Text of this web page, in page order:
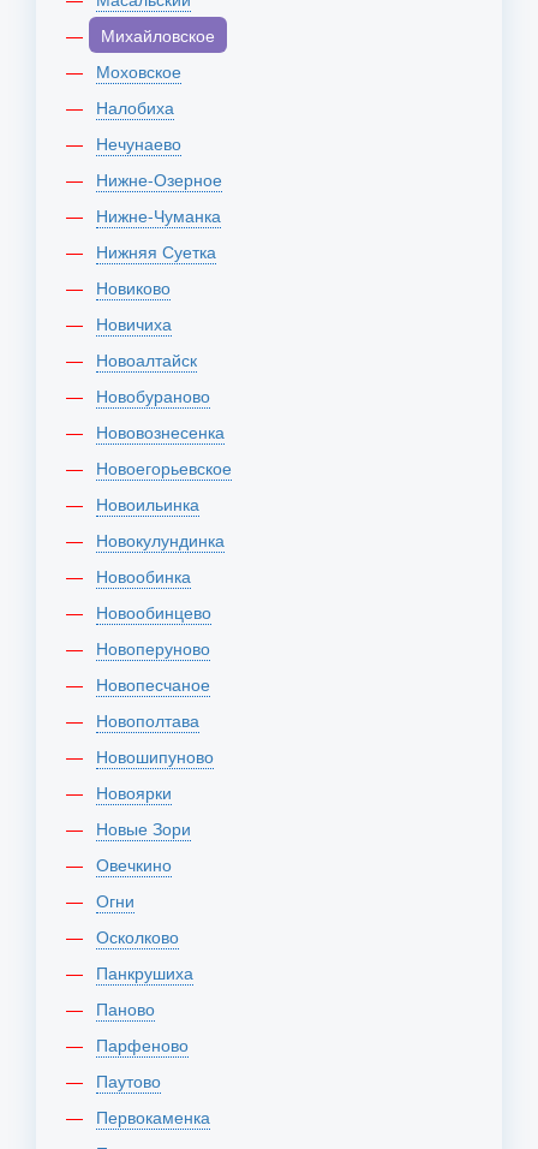
Михайловское
Моховское
Налобиха
Нечунаево
Нижне-Озерное
Нижне-Чуманка
Нижняя Суетка
Новиково
Новичиха
Новоалтайск
Новобураново
Нововознесенка
Новоегорьевское
Новоильинка
Новокулундинка
Новообинка
Новообинцево
Новоперуново
Новопесчаное
Новополтава
Новошипуново
Новоярки
Новые Зори
Овечкино
Огни
Осколково
Панкрушиха
Паново
Парфеново
Паутово
Первокаменка